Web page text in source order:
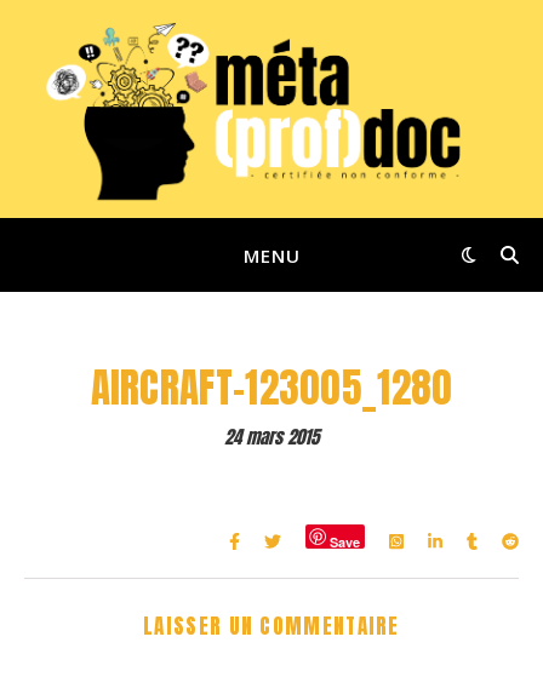
MENU
AIRCRAFT-123005_1280
24 mars 2015
Save
LAISSER UN COMMENTAIRE